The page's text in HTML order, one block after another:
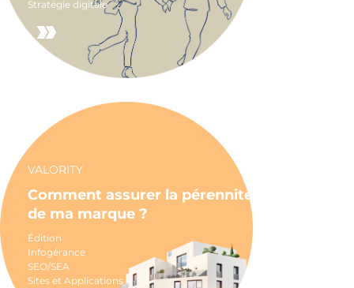
Stratégie digitale
VALORITY
Comment assurer la pérennité
de ma marque ?
Édition
Infogérance
SEO/SEA
Sites et Applications